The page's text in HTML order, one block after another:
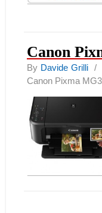
Canon
By Davide Grilli/
Canon Pixma